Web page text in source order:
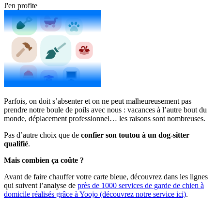
J'en profite
Parfois, on doit s’absenter et on ne peut malheureusement pas
prendre notre boule de poils avec nous : vacances à l’autre bout du
monde, déplacement professionnel… les raisons sont nombreuses.
Pas d’autre choix que de confier son toutou à un dog-sitter
qualifié.
Mais combien ça coûte ?
Avant de faire chauffer votre carte bleue, découvrez dans les lignes
qui suivent l’analyse de près de 1000 services de garde de chien à
domicile réalisés grâce à Yoojo (découvrez notre service ici).